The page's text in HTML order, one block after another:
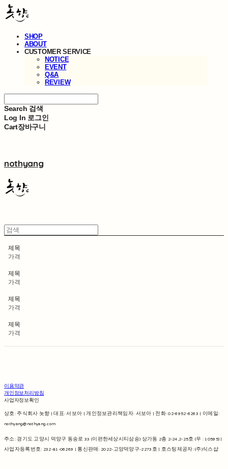
SHOP
ABOUT
CUSTOMER SERVICE
NOTICE
EVENT
Q&A
REVIEW
Search 검색
Log In 로그인
Cart장바구니
nothyang
제목
가격
제목
가격
제목
가격
제목
가격
이용약관
개인정보처리방침
사업자정보확인
상호: 주식회사 놋향 | 대표: 서보아 | 개인정보관리책임자: 서보아 | 전화: 02-6952-6263 | 이메일:
nothyang@nothyang.com
주소: 경기도 고양시 덕양구 동송로 33 (이편한세상시티삼송) 상가동 2층 2-24,2-25호 (우 : 10595) |
사업자등록번호:232-81-06269 | 통신판매:2022-고양덕양구-2273호| 호스팅제공자: (주)식스샵